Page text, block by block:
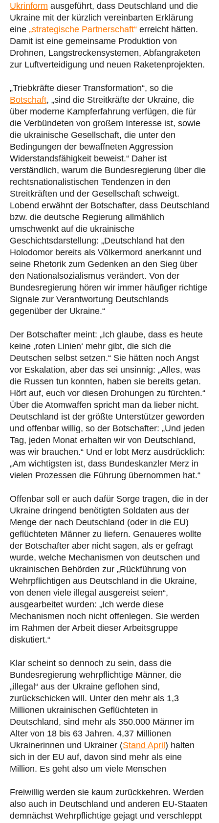
Ukrinform ausgeführt, dass Deutschland und die
Ukraine mit der kürzlich vereinbarten Erklärung
eine „strategische Partnerschaft“ erreicht hätten.
Damit ist eine gemeinsame Produktion von
Drohnen, Langstreckensystemen, Abfangraketen
zur Luftverteidigung und neuen Raketenprojekten.
„Triebkräfte dieser Transformation“, so die
Botschaft, „sind die Streitkräfte der Ukraine, die
über moderne Kampferfahrung verfügen, die für
die Verbündeten von großem Interesse ist, sowie
die ukrainische Gesellschaft, die unter den
Bedingungen der bewaffneten Aggression
Widerstandsfähigkeit beweist.“ Daher ist
verständlich, warum die Bundesregierung über die
rechtsnationalistischen Tendenzen in den
Streitkräften und der Gesellschaft schweigt.
Lobend erwähnt der Botschafter, dass Deutschland
bzw. die deutsche Regierung allmählich
umschwenkt auf die ukrainische
Geschichtsdarstellung: „Deutschland hat den
Holodomor bereits als Völkermord anerkannt und
seine Rhetorik zum Gedenken an den Sieg über
den Nationalsozialismus verändert. Von der
Bundesregierung hören wir immer häufiger richtige
Signale zur Verantwortung Deutschlands
gegenüber der Ukraine.“
Der Botschafter meint: „Ich glaube, dass es heute
keine ‚roten Linien‘ mehr gibt, die sich die
Deutschen selbst setzen.“ Sie hätten noch Angst
vor Eskalation, aber das sei unsinnig: „Alles, was
die Russen tun konnten, haben sie bereits getan.
Hört auf, euch vor diesen Drohungen zu fürchten.“
Über die Atomwaffen spricht man da lieber nicht.
Deutschland ist der größte Unterstützer geworden
und offenbar willig, so der Botschafter: „Und jeden
Tag, jeden Monat erhalten wir von Deutschland,
was wir brauchen.“ Und er lobt Merz ausdrücklich:
„Am wichtigsten ist, dass Bundeskanzler Merz in
vielen Prozessen die Führung übernommen hat.“
Offenbar soll er auch dafür Sorge tragen, die in der
Ukraine dringend benötigten Soldaten aus der
Menge der nach Deutschland (oder in die EU)
geflüchteten Männer zu liefern. Genaueres wollte
der Botschafter aber nicht sagen, als er gefragt
wurde, welche Mechanismen von deutschen und
ukrainischen Behörden zur „Rückführung von
Wehrpflichtigen aus Deutschland in die Ukraine,
von denen viele illegal ausgereist seien“,
ausgearbeitet wurden: „Ich werde diese
Mechanismen noch nicht offenlegen. Sie werden
im Rahmen der Arbeit dieser Arbeitsgruppe
diskutiert.“
Klar scheint so dennoch zu sein, dass die
Bundesregierung wehrpflichtige Männer, die
„illegal“ aus der Ukraine geflohen sind,
zurückschicken will. Unter den mehr als 1,3
Millionen ukrainischen Geflüchteten in
Deutschland, sind mehr als 350.000 Männer im
Alter von 18 bis 63 Jahren. 4,37 Millionen
Ukrainerinnen und Ukrainer (Stand April ) halten
sich in der EU auf, davon sind mehr als eine
Million. Es geht also um viele Menschen
Freiwillig werden sie kaum zurückkehren. Werden
also auch in Deutschland und anderen EU-Staaten
demnächst Wehrpflichtige gejagt und verschleppt